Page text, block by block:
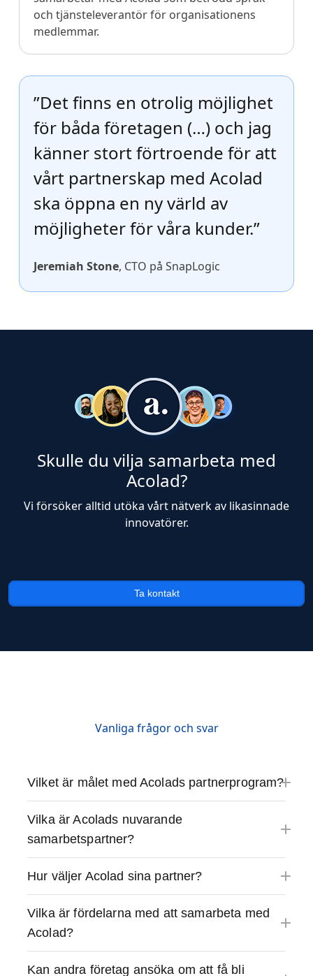
och tjänsteleverantör för organisationens
medlemmar.
”Det finns en otrolig möjlighet
för båda företagen (…) och jag
känner stort förtroende för att
vårt partnerskap med Acolad
ska öppna en ny värld av
möjligheter för våra kunder.”
Jeremiah Stone, CTO på SnapLogic
Skulle du vilja samarbeta med
Acolad?
Vi försöker alltid utöka vårt nätverk av likasinnade
innovatörer.
Ta kontakt
Vanliga frågor och svar
Vilket är målet med Acolads partnerprogram?
Vilka är Acolads nuvarande
samarbetspartner?
Hur väljer Acolad sina partner?
Vilka är fördelarna med att samarbeta med
Acolad?
Kan andra företag ansöka om att få bli